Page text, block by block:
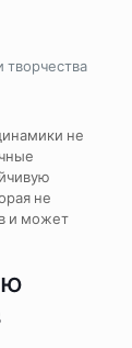
не
не
и может